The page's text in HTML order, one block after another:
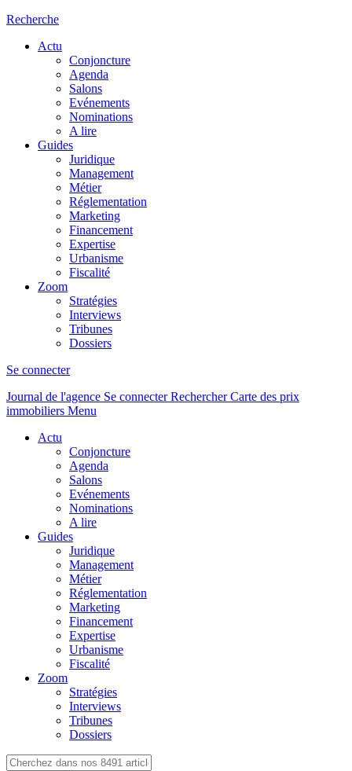
Recherche
Actu
Conjoncture
Agenda
Salons
Evénements
Nominations
A lire
Guides
Juridique
Management
Métier
Réglementation
Marketing
Financement
Expertise
Urbanisme
Fiscalité
Zoom
Stratégies
Interviews
Tribunes
Dossiers
Se connecter
Journal de l'agence Se connecterRechercher Carte des prix
immobiliers Menu
Actu
Conjoncture
Agenda
Salons
Evénements
Nominations
A lire
Guides
Juridique
Management
Métier
Réglementation
Marketing
Financement
Expertise
Urbanisme
Fiscalité
Zoom
Stratégies
Interviews
Tribunes
Dossiers